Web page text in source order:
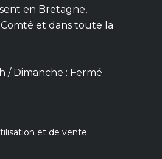
en Bretagne,
et dans toute la
/ Dimanche : Fermé
et de vente